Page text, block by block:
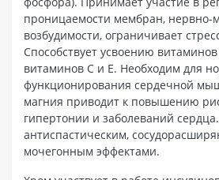
проницаемости мембран,
возбудимости, ограничивает
Способствует усвоению
витаминов С и Е. Необходим для
функционирования сердечной
магния приводит к повышению
гипертонии и заболеваний
антиспастическим,
мочегонным эффектами.